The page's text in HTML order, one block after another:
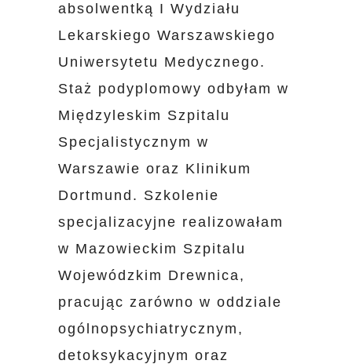
absolwentką I Wydziału
Lekarskiego Warszawskiego
Uniwersytetu Medycznego.
Staż podyplomowy odbyłam w
Międzyleskim Szpitalu
Specjalistycznym w
Warszawie oraz Klinikum
Dortmund. Szkolenie
specjalizacyjne realizowałam
w Mazowieckim Szpitalu
Wojewódzkim Drewnica,
pracując zarówno w oddziale
ogólnopsychiatrycznym,
detoksykacyjnym oraz